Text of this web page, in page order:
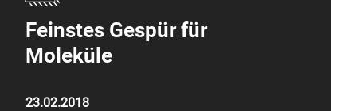
Feinstes Gespür für
Moleküle
23.02.2018